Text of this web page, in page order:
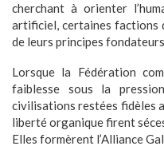
cherchant à orienter
artificiel, certaines factions
de leurs principes
Lorsque la Fédération
faiblesse sous la
civilisations restées fidèles
liberté organique firent
Elles formèrent l’Alliance